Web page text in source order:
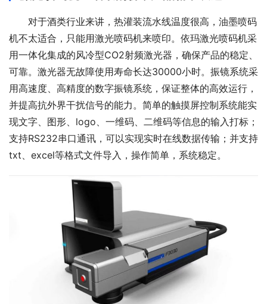
对于酒类行业来讲，热灌装流水线温度很高，油墨喷码
机不太适合，只能用激光喷码机来喷印。依玛激光喷码机采
用一体化集成的风冷型CO2射频激光器，确保产品的稳定、
可靠。激光器无故障使用寿命长达30000小时。振镜系统采
用高速度、高精度的数字振镜系统，保证整体的高效运行，
并提高抗外界干扰信号的能力。简单的触摸屏控制系统能实
现文字、图形、logo、一维码、二维码等信息的输入打标；
支持RS232串口通讯，可以实现实时在线数据传输；并支持
txt、excel等格式文件导入，操作简单，系统稳定。